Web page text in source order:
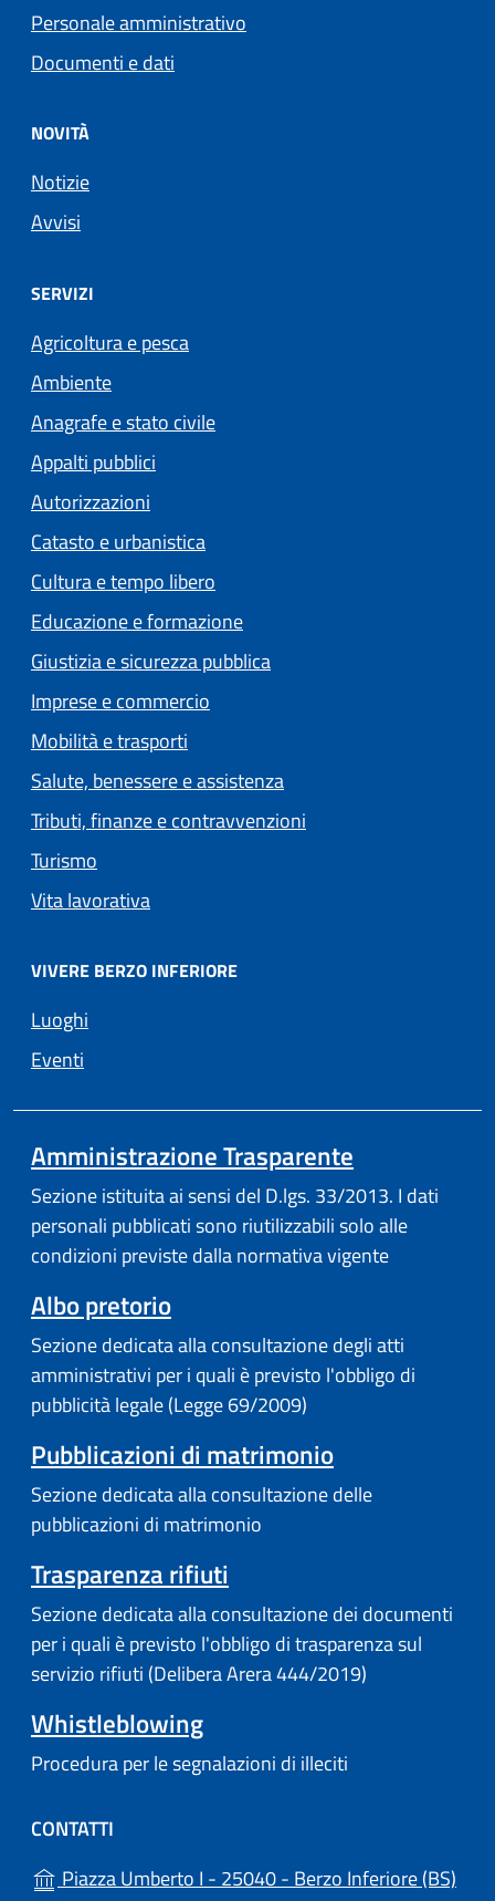
Personale amministrativo
Documenti e dati
NOVITÀ
Notizie
Avvisi
SERVIZI
Agricoltura e pesca
Ambiente
Anagrafe e stato civile
Appalti pubblici
Autorizzazioni
Catasto e urbanistica
Cultura e tempo libero
Educazione e formazione
Giustizia e sicurezza pubblica
Imprese e commercio
Mobilità e trasporti
Salute, benessere e assistenza
Tributi, finanze e contravvenzioni
Turismo
Vita lavorativa
VIVERE BERZO INFERIORE
Luoghi
Eventi
Amministrazione Trasparente
Sezione istituita ai sensi del D.lgs. 33/2013. I dati
personali pubblicati sono riutilizzabili solo alle
condizioni previste dalla normativa vigente
Albo pretorio
Sezione dedicata alla consultazione degli atti
amministrativi per i quali è previsto l'obbligo di
pubblicità legale (Legge 69/2009)
Pubblicazioni di matrimonio
Sezione dedicata alla consultazione delle
pubblicazioni di matrimonio
Trasparenza rifiuti
Sezione dedicata alla consultazione dei documenti
per i quali è previsto l'obbligo di trasparenza sul
servizio rifiuti (Delibera Arera 444/2019)
Whistleblowing
Procedura per le segnalazioni di illeciti
CONTATTI
Piazza Umberto I - 25040 - Berzo Inferiore (BS)